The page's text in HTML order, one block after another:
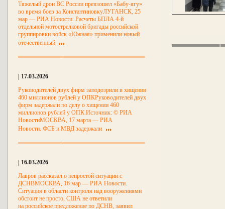
Тяжелый дрон ВС России превзошел «Бабу-ягу»
во время боев за КонстантиновкуЛУГАНСК, 25
мар — РИА Новости. Расчеты БПЛА 4-й
отдельной мотострелковой бригады российской
группировки войск «Южная» применили новый
отечественный
| 17.03.2026
Руководителей двух фирм заподозрили в хищении
460 миллионов рублей у ОПКРуководителей двух
фирм задержали по делу о хищении 460
миллионов рублей у ОПК.Источник: © РИА
НовостиМОСКВА, 17 марта — РИА
Новости. ФСБ и МВД задержали
| 16.03.2026
Лавров рассказал о непростой ситуации с
ДСНВМОСКВА, 16 мар — РИА Новости.
Ситуация в области контроля над вооружениями
обстоит не просто, США не ответили
на российское предложение по ДСНВ, заявил